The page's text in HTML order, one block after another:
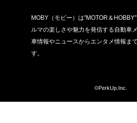
MOBY（モビー）は"MOTOR＆
ルマの楽しさや魅力を発信する自動車
車情報やニュースからエンタメ情報ま
す。
©PerkUp.Inc.